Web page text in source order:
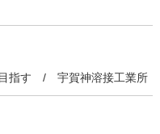
目指す / 宇賀神溶接工業所